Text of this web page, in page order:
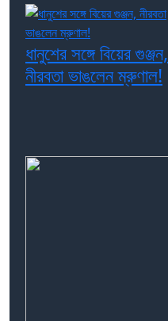
ধানুশের সঙ্গে বিয়ের গুঞ্জন,
নীরবতা ভাঙলেন ম্রুণাল!